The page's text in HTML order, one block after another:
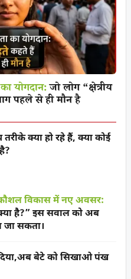
योगदान:जो लोग “क्षेत्रीय
पहले से ही मौन है
क्या हो रहे हैं, क्या कोई
विकास में नए अवसर:
है?” इस सवाल को अब
जा सकता।
बेटे को सिखाओ पंख